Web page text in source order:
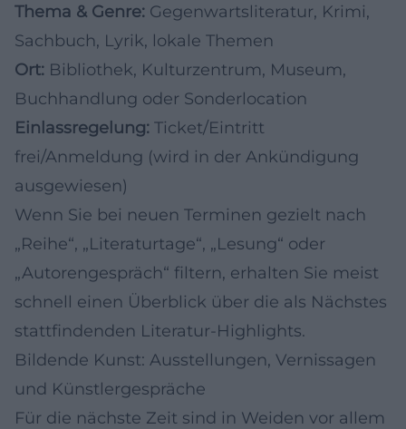
Thema & Genre: Gegenwartsliteratur, Krimi,
Sachbuch, Lyrik, lokale Themen
Ort: Bibliothek, Kulturzentrum, Museum,
Buchhandlung oder Sonderlocation
Einlassregelung: Ticket/Eintritt
frei/Anmeldung (wird in der Ankündigung
ausgewiesen)
Wenn Sie bei neuen Terminen gezielt nach
„Reihe“, „Literaturtage“, „Lesung“ oder
„Autorengespräch“ filtern, erhalten Sie meist
schnell einen Überblick über die als Nächstes
stattfindenden Literatur-Highlights.
Bildende Kunst: Ausstellungen, Vernissagen
und Künstlergespräche
Für die nächste Zeit sind in Weiden vor allem